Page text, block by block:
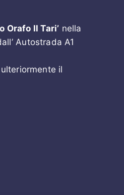
Orafo Il Tari’ nella
Autostrada A1
il